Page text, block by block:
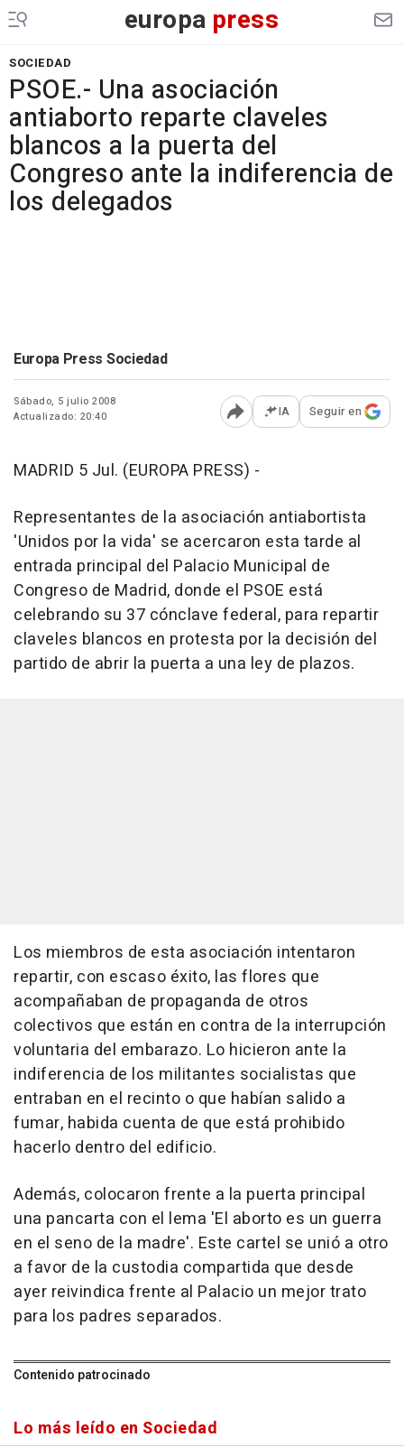
europa press
SOCIEDAD
PSOE.- Una asociación
antiaborto reparte claveles
blancos a la puerta del
Congreso ante la indiferencia de
los delegados
Europa Press Sociedad
Sábado, 5 julio 2008
Actualizado: 20:40
Abrir opciones para
IA Seguir en
MADRID 5 Jul. (EUROPA PRESS) -
Representantes de la asociación antiabortista
'Unidos por la vida' se acercaron esta tarde al
entrada principal del Palacio Municipal de
Congreso de Madrid, donde el PSOE está
celebrando su 37 cónclave federal, para repartir
claveles blancos en protesta por la decisión del
partido de abrir la puerta a una ley de plazos.
Los miembros de esta asociación intentaron
repartir, con escaso éxito, las flores que
acompañaban de propaganda de otros
colectivos que están en contra de la interrupción
voluntaria del embarazo. Lo hicieron ante la
indiferencia de los militantes socialistas que
entraban en el recinto o que habían salido a
fumar, habida cuenta de que está prohibido
hacerlo dentro del edificio.
Además, colocaron frente a la puerta principal
una pancarta con el lema 'El aborto es un guerra
en el seno de la madre'. Este cartel se unió a otro
a favor de la custodia compartida que desde
ayer reivindica frente al Palacio un mejor trato
para los padres separados.
Contenido patrocinado
Lo más leído en Sociedad